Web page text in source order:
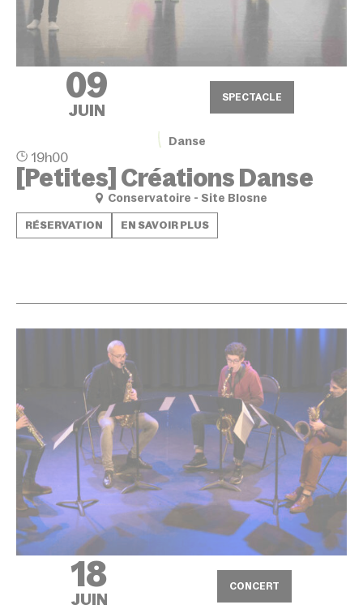
09
JUIN
SPECTACLE
Danse
19h00
[Petites] Créations Danse
Conservatoire - Site Blosne
RÉSERVATION EN SAVOIR PLUS
18
JUIN
CONCERT